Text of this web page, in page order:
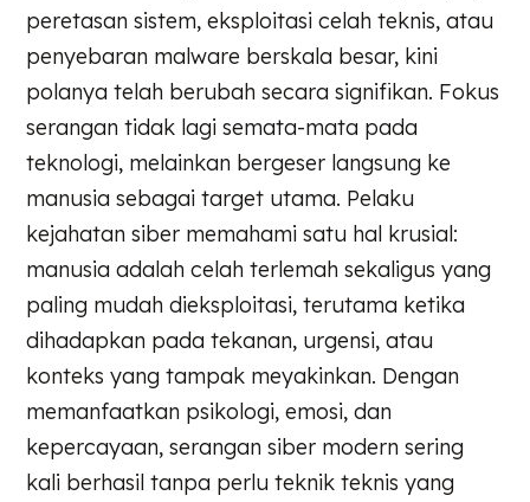
peretasan sistem, eksploitasi celah teknis, atau
penyebaran malware berskala besar, kini
polanya telah berubah secara signifikan. Fokus
serangan tidak lagi semata-mata pada
teknologi, melainkan bergeser langsung ke
manusia sebagai target utama. Pelaku
kejahatan siber memahami satu hal krusial:
manusia adalah celah terlemah sekaligus yang
paling mudah dieksploitasi, terutama ketika
dihadapkan pada tekanan, urgensi, atau
konteks yang tampak meyakinkan. Dengan
memanfaatkan psikologi, emosi, dan
kepercayaan, serangan siber modern sering
kali berhasil tanpa perlu teknik teknis yang